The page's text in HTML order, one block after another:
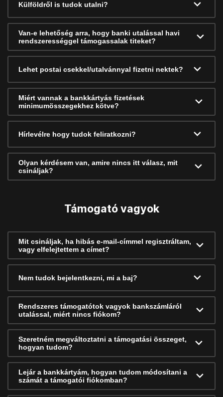
Külföldről is tudok utalni?
Van-e lehetőség arra, hogy banki utalással havi
rendszerességgel támogassalak titeket?
Lehet postai csekkel/utalvánnyal fizetni nektek?
Miért vannak a bankkártyás fizetések
minimumösszegekhez kötve?
Hírlevélre hogy tudok feliratkozni?
Olyan kérdésem van, amire nincs itt válasz, mit
csináljak?
Támogató vagyok
Mit csináljak, ha hibás e-mail-címmel regisztráltam,
vagy elfelejtettem a címet?
Nem tudok bejelentkezni, mi a baj?
Rendszeres támogatótok vagyok bankszámláról
utalással, miért nincs fiókom?
Szeretném megváltoztatni a támogatási összeget,
hogyan tudom?
Lejár a bankkártyám, hogyan tudom módosítani a
számát a támogatói fiókomban?